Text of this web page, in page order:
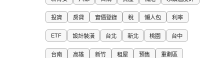
投資 房貸 實價登錄 稅 懶人包 利率
ETF 設計裝潢 台北 新北 桃園 台中
台南 高雄 新竹 租屋 預售 重劃區